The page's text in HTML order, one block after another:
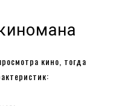
кино, тогда